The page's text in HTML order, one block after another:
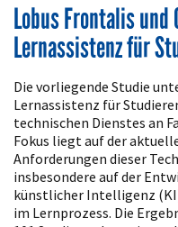
Lobus Frontalis und
Lernassistenz für
Artikelinhalt
Die vorliegende Studie
Lernassistenz für
technischen Dienstes an
Fokus liegt auf der
Anforderungen dieser
insbesondere auf der
künstlicher Intelligenz
im Lernprozess. Die